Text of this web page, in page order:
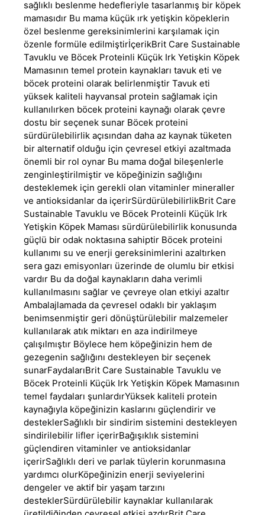
sağlıklı beslenme hedefleriyle tasarlanmış bir köpek
mamasıdır Bu mama küçük ırk yetişkin köpeklerin
özel beslenme gereksinimlerini karşılamak için
özenle formüle edilmiştirİçerikBrit Care Sustainable
Tavuklu ve Böcek Proteinli Küçük Irk Yetişkin Köpek
Mamasının temel protein kaynakları tavuk eti ve
böcek proteini olarak belirlenmiştir Tavuk eti
yüksek kaliteli hayvansal protein sağlamak için
kullanılırken böcek proteini kaynağı olarak çevre
dostu bir seçenek sunar Böcek proteini
sürdürülebilirlik açısından daha az kaynak tüketen
bir alternatif olduğu için çevresel etkiyi azaltmada
önemli bir rol oynar Bu mama doğal bileşenlerle
zenginleştirilmiştir ve köpeğinizin sağlığını
desteklemek için gerekli olan vitaminler mineraller
ve antioksidanlar da içerirSürdürülebilirlikBrit Care
Sustainable Tavuklu ve Böcek Proteinli Küçük Irk
Yetişkin Köpek Maması sürdürülebilirlik konusunda
güçlü bir odak noktasına sahiptir Böcek proteini
kullanımı su ve enerji gereksinimlerini azaltırken
sera gazı emisyonları üzerinde de olumlu bir etkisi
vardır Bu da doğal kaynakların daha verimli
kullanılmasını sağlar ve çevreye olan etkiyi azaltır
Ambalajlamada da çevresel odaklı bir yaklaşım
benimsenmiştir geri dönüştürülebilir malzemeler
kullanılarak atık miktarı en aza indirilmeye
çalışılmıştır Böylece hem köpeğinizin hem de
gezegenin sağlığını destekleyen bir seçenek
sunarFaydalarıBrit Care Sustainable Tavuklu ve
Böcek Proteinli Küçük Irk Yetişkin Köpek Mamasının
temel faydaları şunlardırYüksek kaliteli protein
kaynağıyla köpeğinizin kaslarını güçlendirir ve
desteklerSağlıklı bir sindirim sistemini destekleyen
sindirilebilir lifler içerirBağışıklık sistemini
güçlendiren vitaminler ve antioksidanlar
içerirSağlıklı deri ve parlak tüylerin korunmasına
yardımcı olurKöpeğinizin enerji seviyelerini
dengeler ve aktif bir yaşam tarzını
desteklerSürdürülebilir kaynaklar kullanılarak